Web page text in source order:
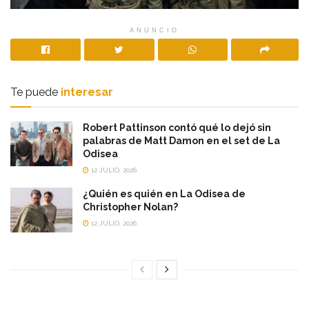
ANUNCIO
Te puede interesar
Robert Pattinson contó qué lo dejó sin
palabras de Matt Damon en el set de La
Odisea
12 JULIO, 2026
¿Quién es quién en La Odisea de
Christopher Nolan?
12 JULIO, 2026